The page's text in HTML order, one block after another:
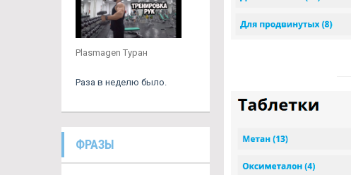
Plasmagen Туран
Раза в неделю было.
ФРАЗЫ